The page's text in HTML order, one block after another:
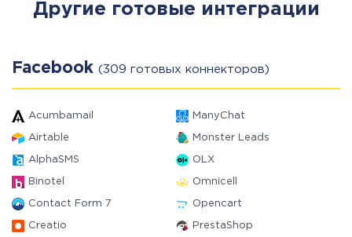
Другие готовые интеграции
Facebook (309 готовых коннекторов)
Acumbamail ManyChat
Airtable Monster Leads
AlphaSMS OLX
Binotel Omnicell
Contact Form 7 Opencart
Creatio PrestaShop